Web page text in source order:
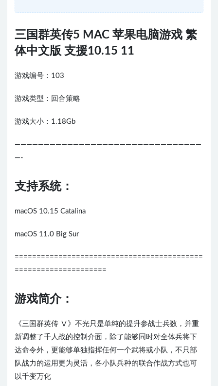
三国群英传5 MAC 苹果电脑游戏 繁
体中文版 支援10.15 11
游戏编号：103
游戏类型：回合策略
游戏大小：1.18Gb
————————————————————————————————
—-
支持系统：
macOS 10.15 Catalina
macOS 11.0 Big Sur
===========================================
=====================
游戏简介：
《三国群英传 Ⅴ》不光只是单纯的提升参战士兵数，并重
新调整了千人战的控制介面，除了能够同时对全体兵将下
达命令外，更能够单独指挥任何一个武将或小队，不只部
队战力的运用更为灵活，各小队兵种的联合作战方式也可
以千变万化